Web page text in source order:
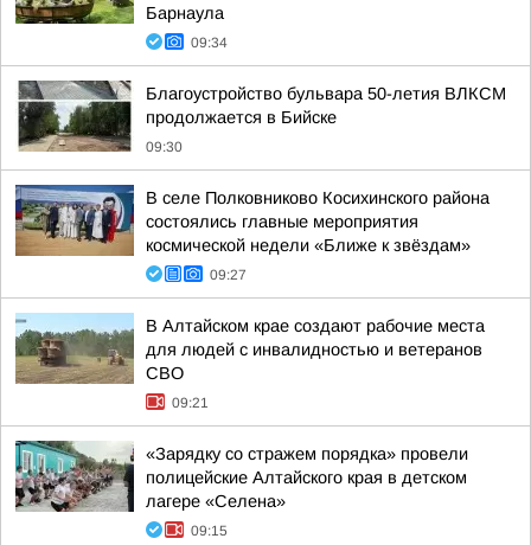
Барнаула
09:34
Благоустройство бульвара 50-летия ВЛКСМ
продолжается в Бийске
09:30
В селе Полковниково Косихинского района
состоялись главные мероприятия
космической недели «Ближе к звёздам»
09:27
В Алтайском крае создают рабочие места
для людей с инвалидностью и ветеранов
СВО
09:21
«Зарядку со стражем порядка» провели
полицейские Алтайского края в детском
лагере «Селена»
09:15